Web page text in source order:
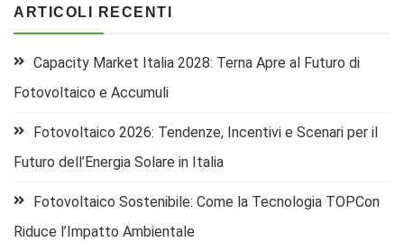
ARTICOLI RECENTI
Capacity Market Italia 2028: Terna Apre al Futuro di
Fotovoltaico e Accumuli
Fotovoltaico 2026: Tendenze, Incentivi e Scenari per il
Futuro dell’Energia Solare in Italia
Fotovoltaico Sostenibile: Come la Tecnologia TOPCon
Riduce l’Impatto Ambientale